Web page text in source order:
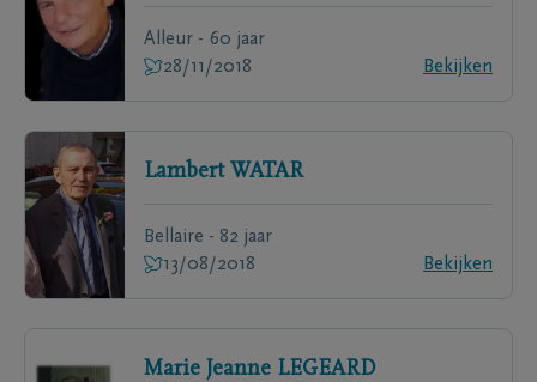
Alleur - 60 jaar
28/11/2018
Bekijken
Lambert WATAR
Bellaire - 82 jaar
13/08/2018
Bekijken
Marie Jeanne LEGEARD